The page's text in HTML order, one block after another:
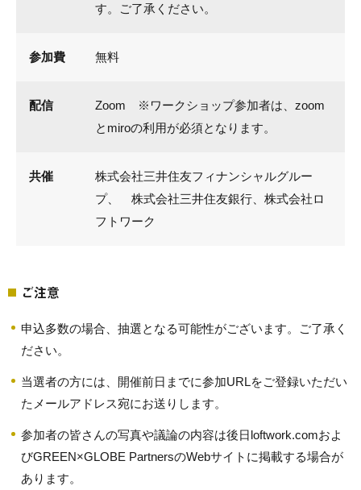
す。ご了承ください。
参加費 無料
配信
Zoom ※ワークショップ参加者は、zoom
とmiroの利用が必須となります。
共催
株式会社三井住友フィナンシャルグルー
プ、 株式会社三井住友銀行、株式会社ロ
フトワーク
ご注意
申込多数の場合、抽選となる可能性がございます。ご了承く
ださい。
当選者の方には、開催前日までに参加URLをご登録いただい
たメールアドレス宛にお送りします。
参加者の皆さんの写真や議論の内容は後日loftwork.comおよ
びGREEN×GLOBE PartnersのWebサイトに掲載する場合が
あります。